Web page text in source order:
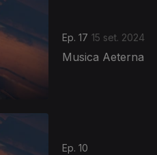
Ep. 17 15 set. 2024
Musica Aeterna
Ep. 10